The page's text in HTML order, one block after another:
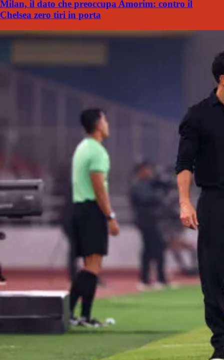
Milan, il dato che preoccupa Amorim: contro il
Chelsea zero tiri in porta